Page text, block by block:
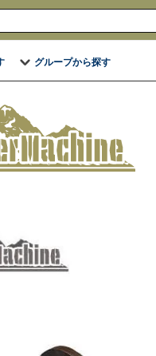
グループから探す